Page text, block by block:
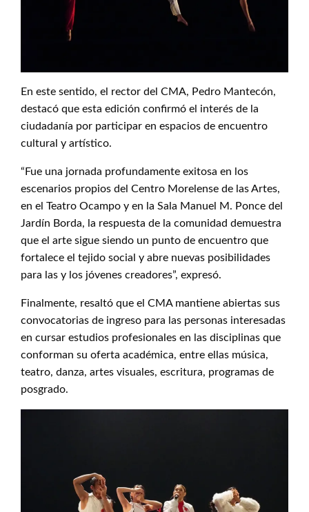
En este sentido, el rector del CMA, Pedro Mantecón,
destacó que esta edición confirmó el interés de la
ciudadanía por participar en espacios de encuentro
cultural y artístico.
“Fue una jornada profundamente exitosa en los
escenarios propios del Centro Morelense de las Artes,
en el Teatro Ocampo y en la Sala Manuel M. Ponce del
Jardín Borda, la respuesta de la comunidad demuestra
que el arte sigue siendo un punto de encuentro que
fortalece el tejido social y abre nuevas posibilidades
para las y los jóvenes creadores”, expresó.
Finalmente, resaltó que el CMA mantiene abiertas sus
convocatorias de ingreso para las personas interesadas
en cursar estudios profesionales en las disciplinas que
conforman su oferta académica, entre ellas música,
teatro, danza, artes visuales, escritura, programas de
posgrado.